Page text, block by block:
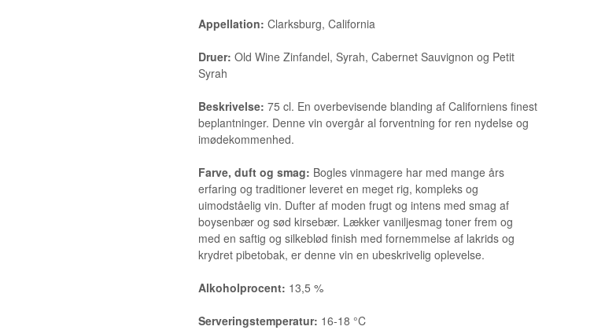
Appellation: Clarksburg, California
Druer: Old Wine Zinfandel, Syrah, Cabernet Sauvignon og Petit
Syrah
Beskrivelse: 75 cl. En overbevisende blanding af Californiens finest
beplantninger. Denne vin overgår al forventning for ren nydelse og
imødekommenhed.
Farve, duft og smag: Bogles vinmagere har med mange års
erfaring og traditioner leveret en meget rig, kompleks og
uimodståelig vin. Dufter af moden frugt og intens med smag af
boysenbær og sød kirsebær. Lækker vaniljesmag toner frem og
med en saftig og silkeblød finish med fornemmelse af lakrids og
krydret pibetobak, er denne vin en ubeskrivelig oplevelse.
Alkoholprocent: 13,5 %
Serveringstemperatur: 16-18 °C